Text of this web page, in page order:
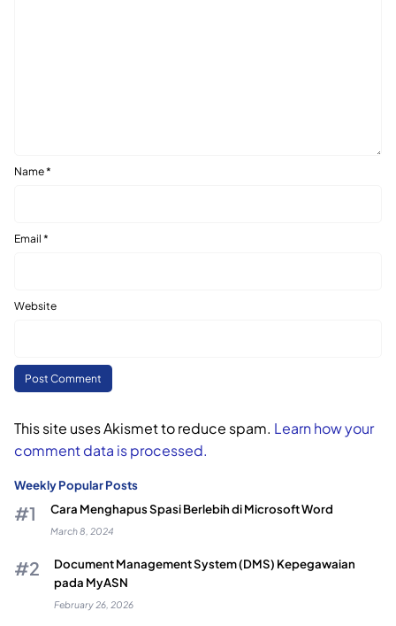
Name*
Email *
Website
This site uses Akismet to reduce spam. Learn how your
comment data is processed.
Weekly Popular Posts
Cara Menghapus Spasi Berlebih di Microsoft Word
March 8, 2024
Document Management System (DMS) Kepegawaian
pada MyASN
February 26, 2026